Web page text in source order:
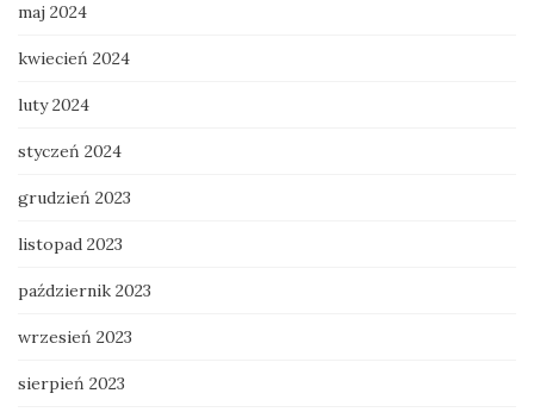
maj 2024
kwiecień 2024
luty 2024
styczeń 2024
grudzień 2023
listopad 2023
październik 2023
wrzesień 2023
sierpień 2023